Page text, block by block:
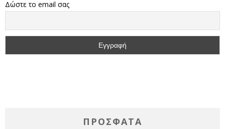
Δώστε το email σας
ΠΡΌΣΦΑΤΑ